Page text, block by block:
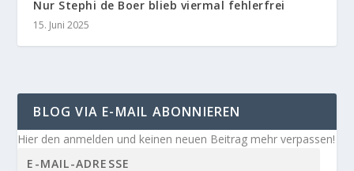
Nur Stephi de Boer blieb viermal fehlerfrei
15. Juni 2025
BLOG VIA E-MAIL ABONNIEREN
Hier den anmelden und keinen neuen Beitrag mehr verpassen!